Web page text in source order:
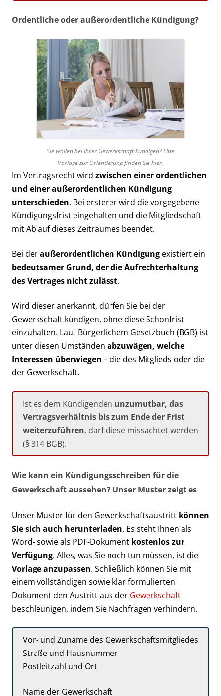
Ordentliche oder außerordentliche Kündigung?
Sie wollen bei Ihrer Gewerkschaft kündigen? Eine
Vorlage zur Orientierung finden Sie hier.
Im Vertragsrecht wird zwischen einer ordentlichen
und einer außerordentlichen Kündigung
unterschieden. Bei ersterer wird die vorgegebene
Kündigungsfrist eingehalten und die Mitgliedschaft
mit Ablauf dieses Zeitraumes beendet.
Bei deraußerordentlichen Kündigung existiert ein
bedeutsamer Grund, der die Aufrechterhaltung
des Vertrages nicht zulässt.
Wird dieser anerkannt, dürfen Sie bei der
Gewerkschaft kündigen, ohne diese Schonfrist
einzuhalten. Laut Bürgerlichem Gesetzbuch (BGB) ist
unter diesen Umständen abzuwägen, welche
Interessen überwiegen – die des Mitglieds oder die
der Gewerkschaft.
Ist es dem Kündigenden unzumutbar, das
Vertragsverhältnis bis zum Ende der Frist
weiterzuführen, darf diese missachtet werden
(§ 314 BGB).
Wie kann ein Kündigungsschreiben für die
Gewerkschaft aussehen? Unser Muster zeigt es
Unser Muster für den Gewerkschaftsaustritt können
Sie sich auch herunterladen. Es steht Ihnen als
Word- sowie als PDF-Dokument kostenlos zur
Verfügung. Alles, was Sie noch tun müssen, ist die
Vorlage anzupassen. Schließlich können Sie mit
einem vollständigen sowie klar formulierten
Dokument den Austritt aus der Gewerkschaft
beschleunigen, indem Sie Nachfragen verhindern.
Vor- und Zuname des Gewerkschaftsmitgliedes
Straße und Hausnummer
Postleitzahl und Ort
Name der Gewerkschaft